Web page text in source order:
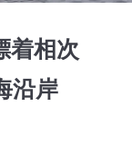
着相次
沿岸